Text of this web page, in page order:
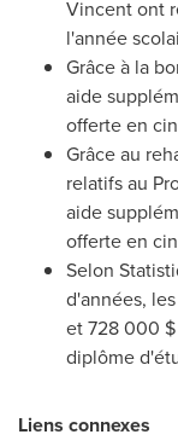
Vincentont
l'année
Grâce à la
aide
offerte en
Grâce au
relatifs au
aide
offerte en
Selon
d'années,
et728 000
diplôme
Liens connexes